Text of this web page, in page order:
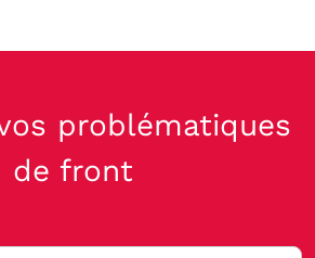
problématiques
de front